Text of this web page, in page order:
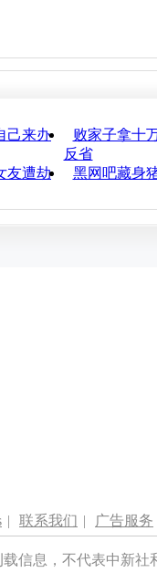
己来办
败家子拿十
反省
友遭劫
黑网吧藏身
| 联系我们 | 广告服务
信息，不代表中新